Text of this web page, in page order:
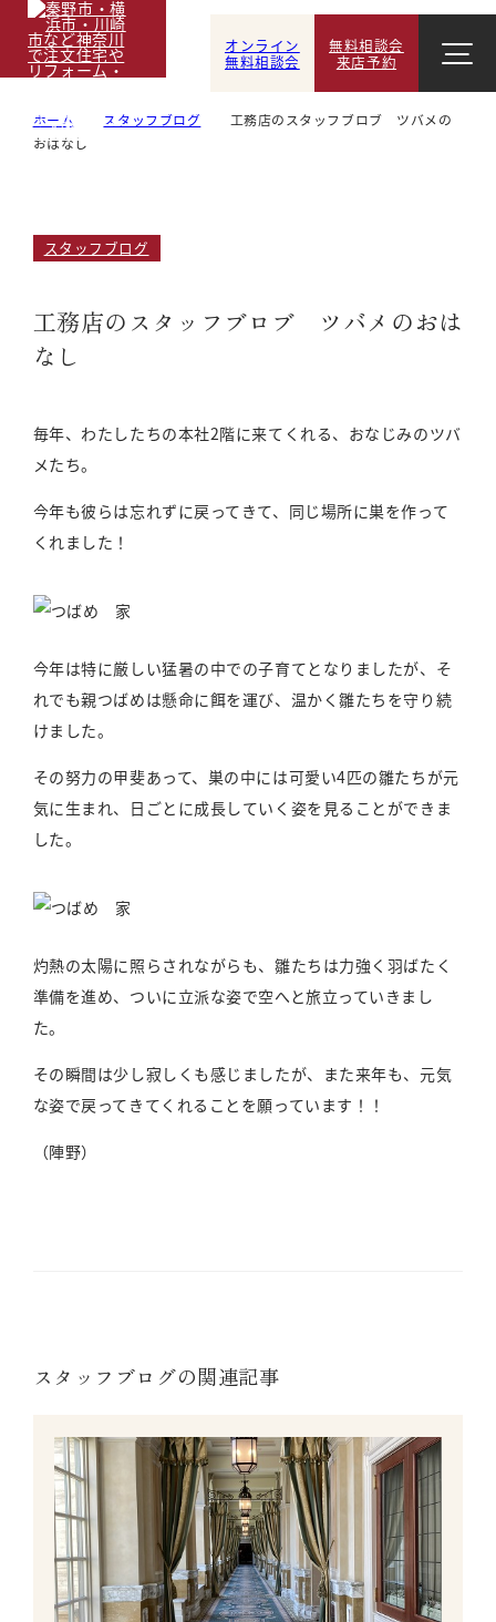
オンライン
無料相談会
無料相談会
来店予約
ホーム スタッフブログ
工務店のスタッフブロブ ツバメの
おはなし
スタッフブログ
工務店のスタッフブロブ ツバメのおは
なし
毎年、わたしたちの本社2階に来てくれる、おなじみのツバ
メたち。
今年も彼らは忘れずに戻ってきて、同じ場所に巣を作って
くれました！
今年は特に厳しい猛暑の中での子育てとなりましたが、そ
れでも親つばめは懸命に餌を運び、温かく雛たちを守り続
けました。
その努力の甲斐あって、巣の中には可愛い4匹の雛たちが元
気に生まれ、日ごとに成長していく姿を見ることができま
した。
灼熱の太陽に照らされながらも、雛たちは力強く羽ばたく
準備を進め、ついに立派な姿で空へと旅立っていきまし
た。
その瞬間は少し寂しくも感じましたが、また来年も、元気
な姿で戻ってきてくれることを願っています！！
（陣野）
スタッフブログの関連記事